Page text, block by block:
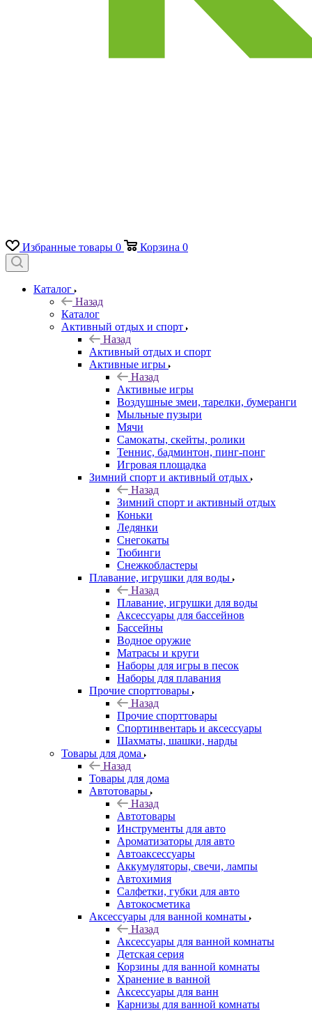
Избранные товары 0 Корзина 0
Каталог
Назад
Каталог
Активный отдых и спорт
Назад
Активный отдых и спорт
Активные игры
Назад
Активные игры
Воздушные змеи, тарелки, бумеранги
Мыльные пузыри
Мячи
Самокаты, скейты, ролики
Теннис, бадминтон, пинг-понг
Игровая площадка
Зимний спорт и активный отдых
Назад
Зимний спорт и активный отдых
Коньки
Ледянки
Снегокаты
Тюбинги
Снежкобластеры
Плавание, игрушки для воды
Назад
Плавание, игрушки для воды
Аксессуары для бассейнов
Бассейны
Водное оружие
Матрасы и круги
Наборы для игры в песок
Наборы для плавания
Прочие спорттовары
Назад
Прочие спорттовары
Спортинвентарь и аксессуары
Шахматы, шашки, нарды
Товары для дома
Назад
Товары для дома
Автотовары
Назад
Автотовары
Инструменты для авто
Ароматизаторы для авто
Автоаксессуары
Аккумуляторы, свечи, лампы
Автохимия
Салфетки, губки для авто
Автокосметика
Аксессуары для ванной комнаты
Назад
Аксессуары для ванной комнаты
Детская серия
Корзины для ванной комнаты
Хранение в ванной
Аксессуары для ванн
Карнизы для ванной комнаты